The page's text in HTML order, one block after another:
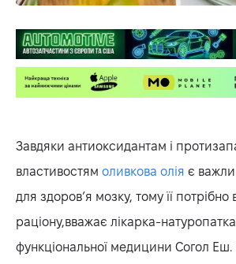
Завдяки антиоксидантам і
властивостям оливкова олія є
для здоров’я мозку, тому її потрібно
раціону,вважає лікарка-
функціональної медицини Согол